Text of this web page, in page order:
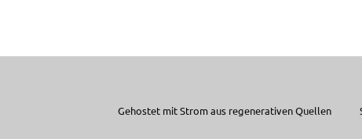
Gehostet mit Strom aus regenerativen Quellen